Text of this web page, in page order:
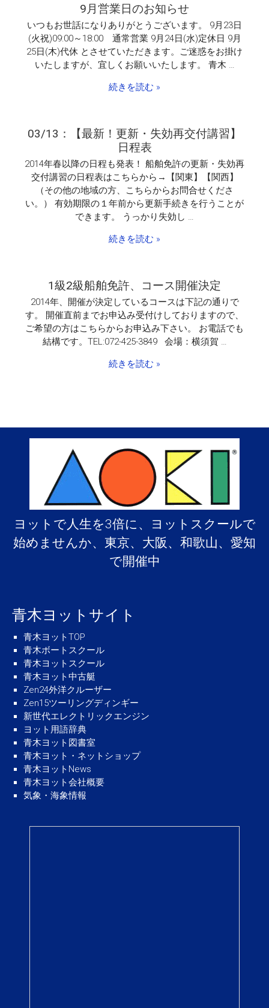
日
の
お
ら
せ
9月営業日のお知らせ
いつもお世話になりありがとうございます。 9月23日
(火祝)09:00～18:00 通常営業 9月24日(水)定休日 9月
25日(木)代休 とさせていただきます。ご迷惑をお掛け
いたしますが、宜しくお願いいたします。 青木 …
続きを読む »
03/13：【最新！更新・失効再交付講習】
日程表
2014年春以降の日程も発表！ 船舶免許の更新・失効再
交付講習の日程表はこちらから→【関東】【関西】
（その他の地域の方、こちらからお問合せくださ
い。） 有効期限の１年前から更新手続きを行うことが
できます。 うっかり失効し …
続きを読む »
1級2級船舶免許、コース開催決定
2014年、開催が決定しているコースは下記の通りで
す。 開催直前までお申込み受付けしておりますので、
ご希望の方はこちらからお申込み下さい。 お電話でも
結構です。TEL:072-425-3849 会場：横須賀 …
続きを読む »
ヨットで人生を3倍に、ヨットスクールで
始めませんか、東京、大阪、和歌山、愛知
で開催中
青木ヨットサイト
青木ヨットTOP
青木ボートスクール
青木ヨットスクール
青木ヨット中古艇
Zen24外洋クルーザー
Zen15ツーリングディンギー
新世代エレクトリックエンジン
ヨット用語辞典
青木ヨット図書室
青木ヨット・ネットショップ
青木ヨットNews
青木ヨット会社概要
気象・海象情報